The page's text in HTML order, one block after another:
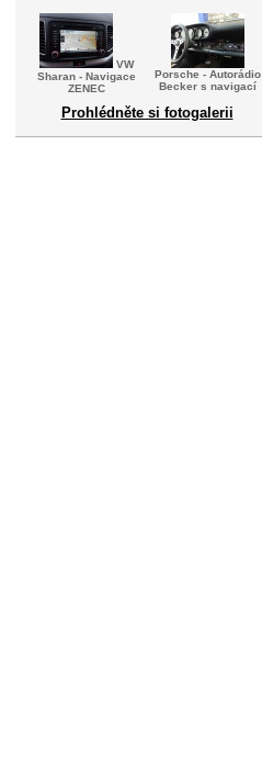
VW
Sharan - Navigace
ZENEC
Porsche - Autorádio
Becker s navigací
Prohlédněte si fotogalerii